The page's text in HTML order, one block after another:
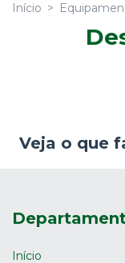
Início >
Veja o que
Início